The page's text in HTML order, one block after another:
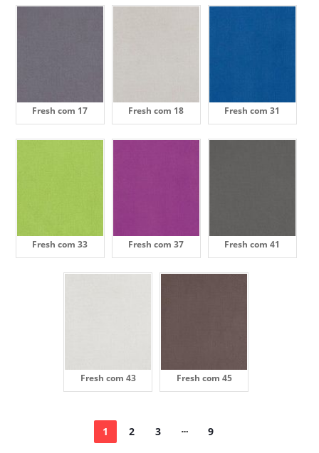
Fresh com 17 Fresh com 18 Fresh com 31
Fresh com 33 Fresh com 37 Fresh com 41
Fresh com 43 Fresh com 45
1 2 3 9